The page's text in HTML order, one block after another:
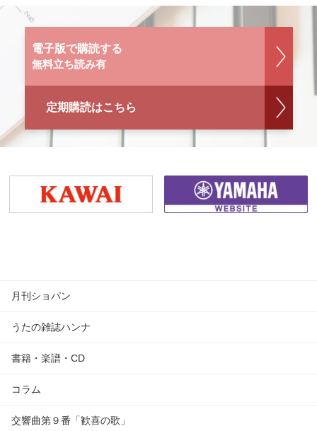
電子版で購読する
無料立ち読み有
定期購読はこちら
月刊ショパン
うたの雑誌ハンナ
書籍・楽譜・CD
コラム
交響曲第９番「歓喜の歌」